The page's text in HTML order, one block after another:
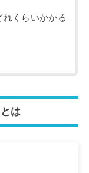
くらいかかる
は